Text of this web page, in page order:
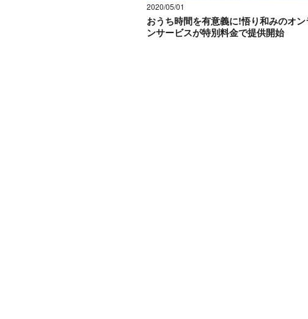
2020/05/01
おうち時間を有意義に!悟り和みのオン
ンサービスが特別料金で提供開始
詳細